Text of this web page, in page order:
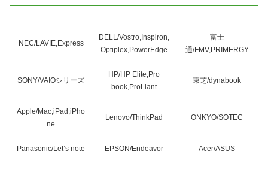
NEC/LAVIE,Express
DELL/Vostro,Inspiron,
Optiplex,PowerEdge
富士
通/FMV,PRIMERGY
SONY/VAIOシリーズ
HP/HP Elite,Pro
book,ProLiant
東芝/dynabook
Apple/Mac,iPad,iPho
ne
Lenovo/ThinkPad ONKYO/SOTEC
Panasonic/Let’s note EPSON/Endeavor Acer/ASUS